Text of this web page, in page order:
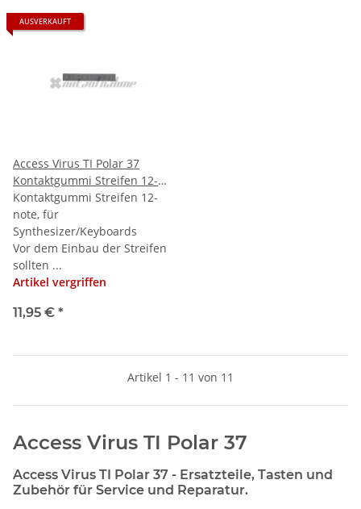
AUSVERKAUFT
Access Virus TI Polar 37
Kontaktgummi Streifen 12-
note
Kontaktgummi Streifen 12-
note, für
Synthesizer/Keyboards
Vor dem Einbau der Streifen
sollten ...
Artikel vergriffen
11,95 € *
Artikel 1 - 11 von 11
Access Virus TI Polar 37
Access Virus TI Polar 37 - Ersatzteile, Tasten und
Zubehör für Service und Reparatur.